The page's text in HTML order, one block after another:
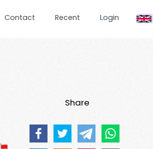
Contact Recent Login
Share